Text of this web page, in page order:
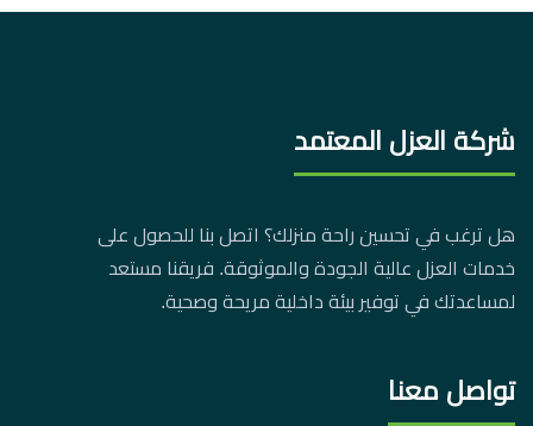
شركة العزل المعتمد
هل ترغب في تحسين راحة منزلك؟ اتصل بنا للحصول على
خدمات العزل عالية الجودة والموثوقة. فريقنا مستعد
لمساعدتك في توفير بيئة داخلية مريحة وصحية.
تواصل معنا